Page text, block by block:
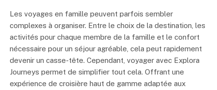
Les voyages en famille peuvent parfois sembler
complexes à organiser. Entre le choix de la destination, les
activités pour chaque membre de la famille et le confort
nécessaire pour un séjour agréable, cela peut rapidement
devenir un casse-tête. Cependant, voyager avec Explora
Journeys permet de simplifier tout cela. Offrant une
expérience de croisière haut de gamme adaptée aux